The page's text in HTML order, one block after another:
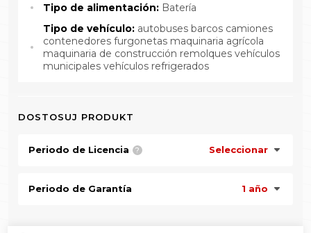
Tipo de alimentación: Batería
Tipo de vehículo: autobuses barcos camiones
contenedores furgonetas maquinaria agrícola
maquinaria de construcción remolques vehículos
municipales vehículos refrigerados
DOSTOSUJ PRODUKT
Periodo de Licencia ? Seleccionar
Periodo de Garantía 1 año